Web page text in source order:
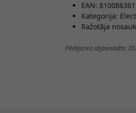
EAN:
Kategorija:
Ražotāja
Pēdējoreiz atjaunināts: